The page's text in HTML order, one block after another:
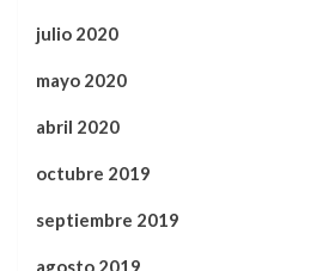
julio 2020
mayo 2020
abril 2020
octubre 2019
septiembre 2019
agosto 2019